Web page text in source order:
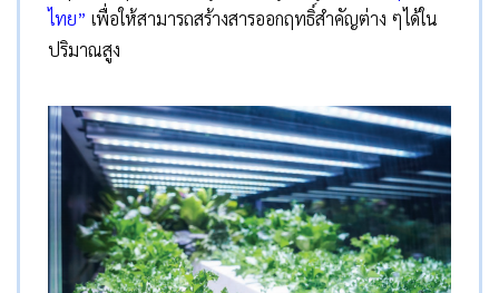
ไทย” เพื่อให้สามารถสร้างสารออกฤทธิ์สำคัญต่าง ๆได้ใน
ปริมาณสูง